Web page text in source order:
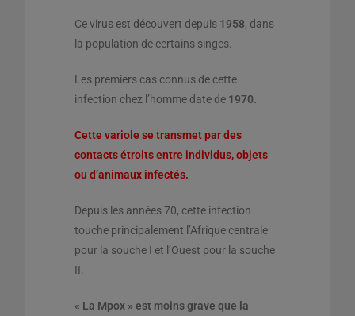
Ce virus est découvert depuis 1958, dans
la population de certains singes.
Les premiers cas connus de cette
infection chez l’homme date de 1970.
Cette variole se transmet par des
contacts étroits entre individus, objets
ou d’animaux infectés.
Depuis les années 70, cette infection
touche principalement l’Afrique centrale
pour la souche I et l’Ouest pour la souche
II.
« La Mpox » est moins grave que la